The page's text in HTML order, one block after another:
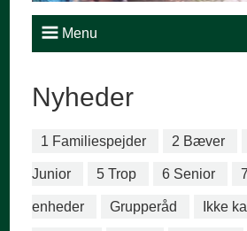
Menu
Nyheder
1 Familiespejder 2 Bæver
Junior 5 Trop 6 Senior
enheder Grupperåd Ikke